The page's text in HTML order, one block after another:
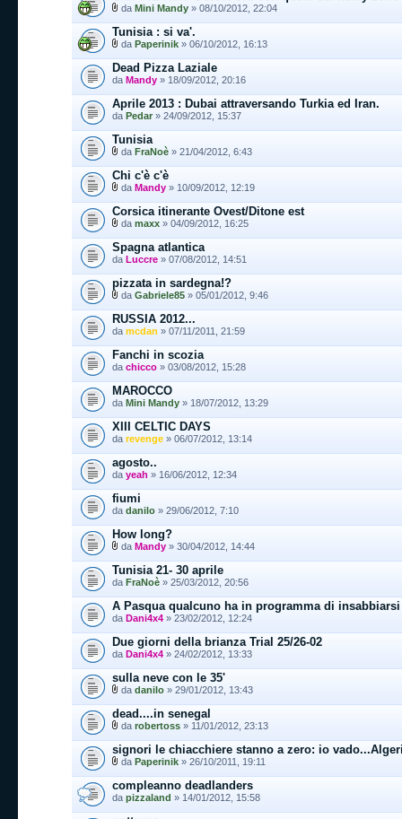
da Mini Mandy » 08/10/2012, 22:04
Tunisia : si va'.
da Paperinik » 06/10/2012, 16:13
Dead Pizza Laziale
da Mandy » 18/09/2012, 20:16
Aprile 2013 : Dubai attraversando Turkia ed Iran.
da Pedar » 24/09/2012, 15:37
Tunisia
da FraNoè » 21/04/2012, 6:43
Chi c'è c'è
da Mandy » 10/09/2012, 12:19
Corsica itinerante Ovest/Ditone est
da maxx » 04/09/2012, 16:25
Spagna atlantica
da Luccre » 07/08/2012, 14:51
pizzata in sardegna!?
da Gabriele85 » 05/01/2012, 9:46
RUSSIA 2012...
da mcdan » 07/11/2011, 21:59
Fanchi in scozia
da chicco » 03/08/2012, 15:28
MAROCCO
da Mini Mandy » 18/07/2012, 13:29
XIII CELTIC DAYS
da revenge » 06/07/2012, 13:14
agosto..
da yeah » 16/06/2012, 12:34
fiumi
da danilo » 29/06/2012, 7:10
How long?
da Mandy » 30/04/2012, 14:44
Tunisia 21- 30 aprile
da FraNoè » 25/03/2012, 20:56
A Pasqua qualcuno ha in programma di
da Dani4x4 » 23/02/2012, 12:24
Due giorni della brianza Trial 25/26-02
da Dani4x4 » 24/02/2012, 13:33
sulla neve con le 35'
da danilo » 29/01/2012, 13:43
dead....in senegal
da robertoss » 11/01/2012, 23:13
signori le chiacchiere stanno a zero: io
da Paperinik » 26/10/2011, 19:11
compleanno deadlanders
da pizzaland » 14/01/2012, 15:58